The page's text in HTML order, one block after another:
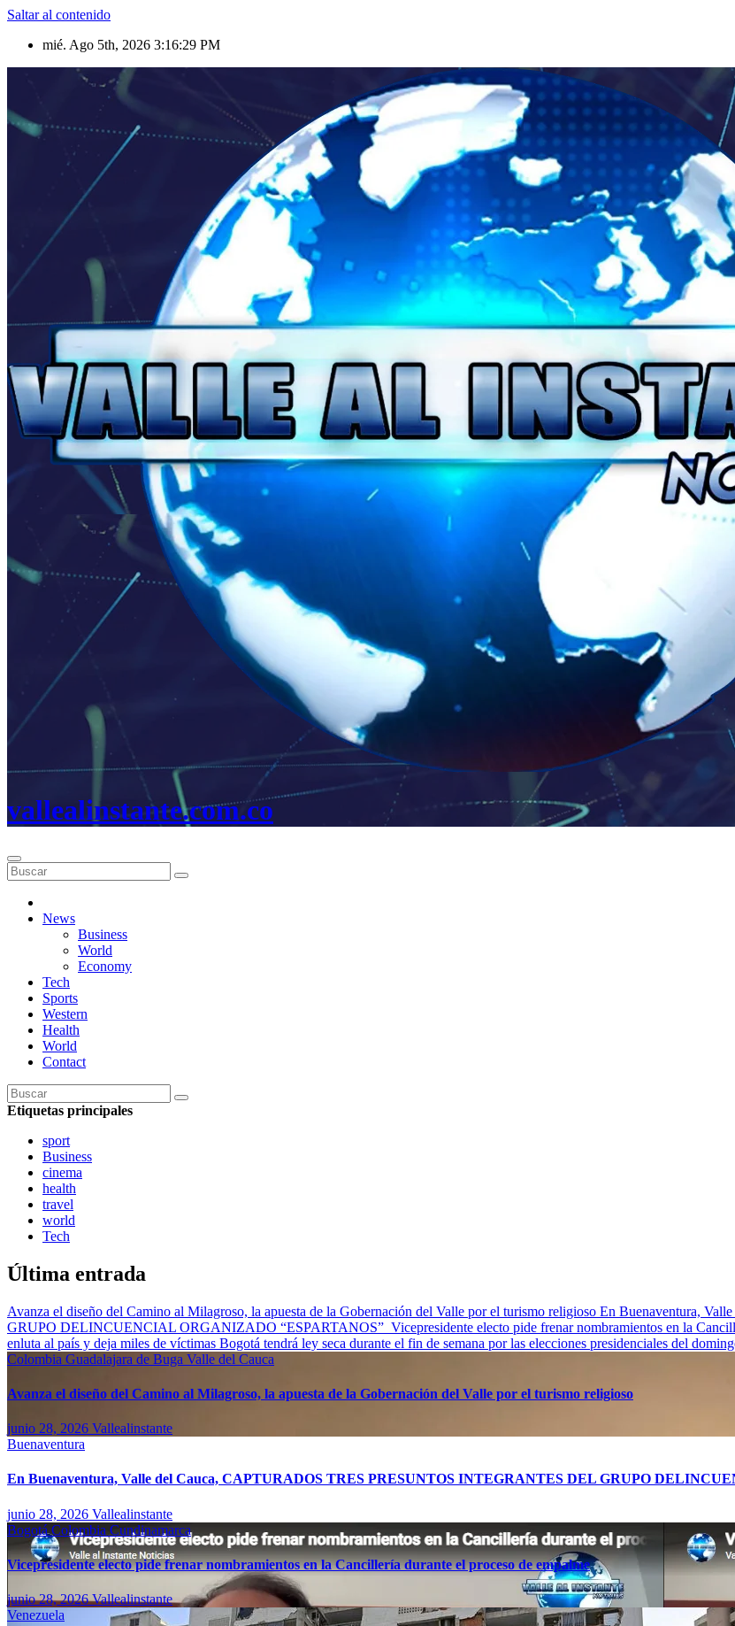
Saltar al contenido
mié. Ago 5th, 2026 3:16:30 PM
vallealinstante.com.co
News
Business
World
Economy
Tech
Sports
Western
Health
World
Contact
Etiquetas principales
sport
Business
cinema
health
travel
world
Tech
Última entrada
Avanza el diseño del Camino al Milagroso, la apuesta de la Gobernación del Valle por el turismo religioso En Buenaventura,
GRUPO DELINCUENCIAL ORGANIZADO “ESPARTANOS” Vicepresidente electo pide frenar nombramientos en la
enluta al país y deja miles de víctimas Bogotá tendrá ley seca durante el fin de semana por las elecciones presidenciales del
Colombia Guadalajara de Buga Valle del Cauca
Avanza el diseño del Camino al Milagroso, la apuesta de la Gobernación del Valle por el turismo religioso
junio 28, 2026 Vallealinstante
Buenaventura
En Buenaventura, Valle del Cauca, CAPTURADOS TRES PRESUNTOS INTEGRANTES DEL GRUPO
junio 28, 2026 Vallealinstante
BogotáColombia Cundinamarca
Vicepresidente electo pide frenar nombramientos en la Cancillería durante el proceso de empalme
junio 28, 2026Vallealinstante
Venezuela